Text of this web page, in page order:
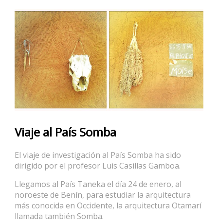
Viaje al País Somba
El viaje de investigación al País Somba ha sido
dirigido por el profesor Luis Casillas Gamboa.
Llegamos al País Taneka el día 24 de enero, al
noroeste de Benín, para estudiar la arquitectura
más conocida en Occidente, la arquitectura Otamarí
llamada también Somba.